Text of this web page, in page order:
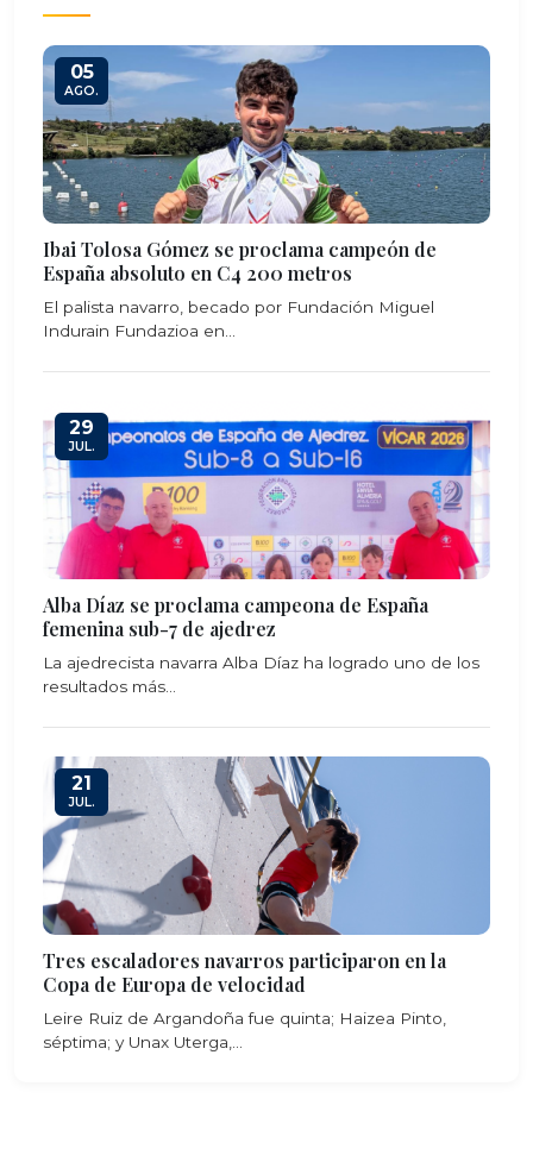
05
AGO.
Ibai Tolosa Gómez se proclama campeón de
España absoluto en C4 200 metros
El palista navarro, becado por Fundación Miguel
Indurain Fundazioa en...
29
JUL.
Alba Díaz se proclama campeona de España
femenina sub-7 de ajedrez
La ajedrecista navarra Alba Díaz ha logrado uno de los
resultados más...
21
JUL.
Tres escaladores navarros participaron en la
Copa de Europa de velocidad
Leire Ruiz de Argandoña fue quinta; Haizea Pinto,
séptima; y Unax Uterga,...